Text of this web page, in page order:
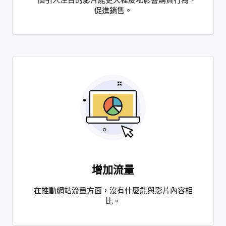
促進銷售。
增加流量
在推動網站流量方面，沒有什麼能與影片內容相
比。